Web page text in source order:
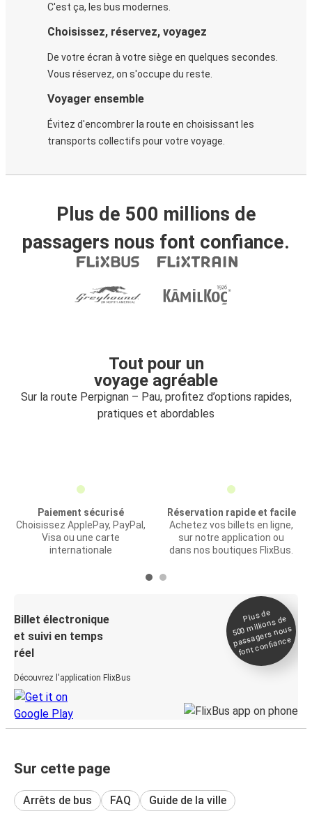
C'est ça, les bus modernes.
Choisissez, réservez, voyagez
De votre écran à votre siège en quelques secondes.
Vous réservez, on s'occupe du reste.
Voyager ensemble
Évitez d'encombrer la route en choisissant les
transports collectifs pour votre voyage.
Plus de 500 millions de
passagers nous font confiance.
Tout pour un
voyage agréable
Sur la route Perpignan – Pau, profitez d’options rapides,
pratiques et abordables
Paiement sécurisé
Choisissez ApplePay, PayPal,
Visa ou une carte
internationale
Réservation rapide et facile
Achetez vos billets en ligne,
sur notre application ou
dans nos boutiques FlixBus.
Billet électronique
et suivi en temps
réel
Découvrez l'application FlixBus
Plus de
500
millions de
passagers nous
font confiance
Sur cette page
Arrêts de bus FAQ Guide de la ville